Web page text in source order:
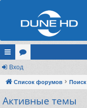
с
ы
лк
ор
ум
Вход
Список форумов Поиск
Активные темы